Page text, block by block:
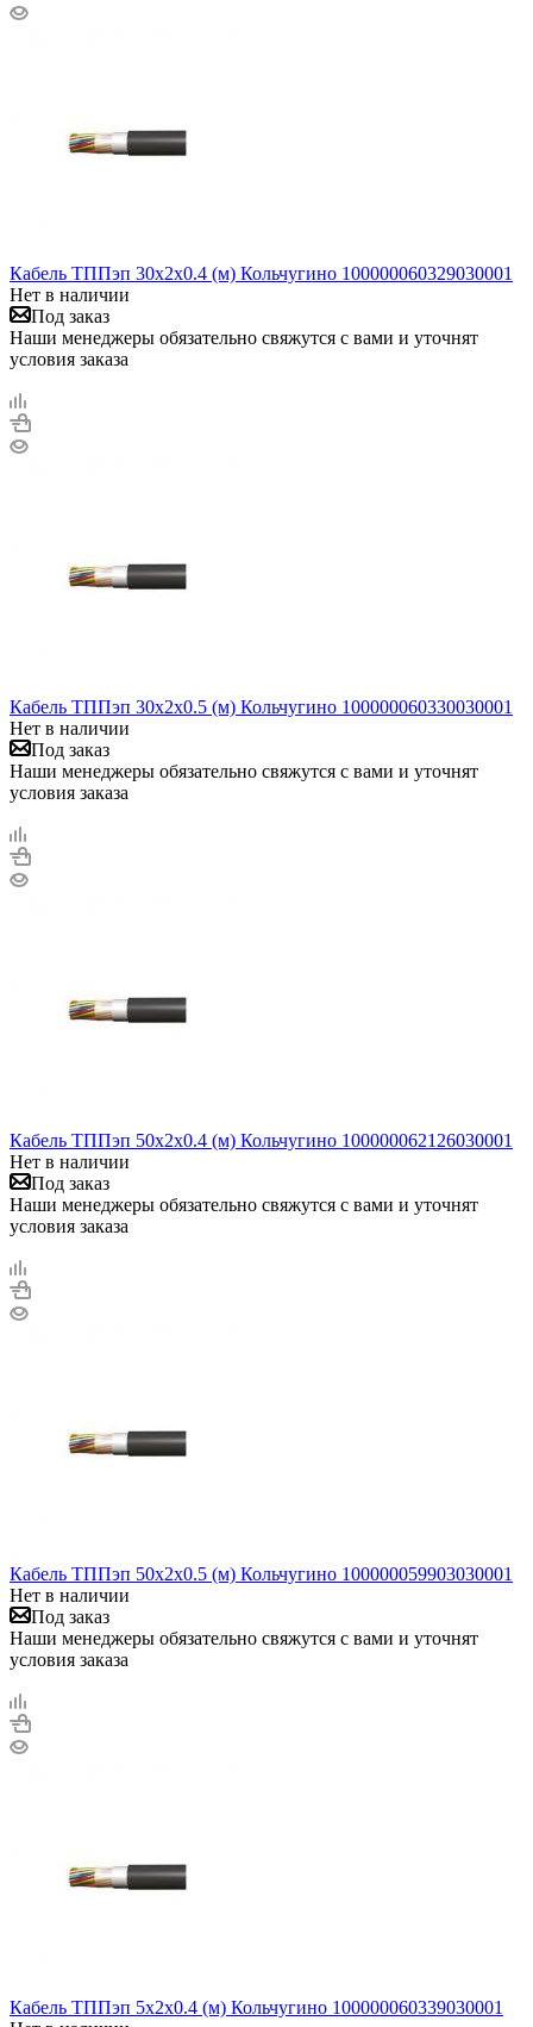
Кабель ТППэп 30х2х0.4 (м) Кольчугино 100000060329030001
Нет в наличии
Под заказ
Наши менеджеры обязательно свяжутся с вами и уточнят
условия заказа
Кабель ТППэп 30х2х0.5 (м) Кольчугино 100000060330030001
Нет в наличии
Под заказ
Наши менеджеры обязательно свяжутся с вами и уточнят
условия заказа
Кабель ТППэп 50х2х0.4 (м) Кольчугино 100000062126030001
Нет в наличии
Под заказ
Наши менеджеры обязательно свяжутся с вами и уточнят
условия заказа
Кабель ТППэп 50х2х0.5 (м) Кольчугино 100000059903030001
Нет в наличии
Под заказ
Наши менеджеры обязательно свяжутся с вами и уточнят
условия заказа
Кабель ТППэп 5х2х0.4 (м) Кольчугино 100000060339030001